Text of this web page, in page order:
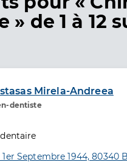
» de 1 à 12
Mirela-Andreea
dentiste de santé
1er Septembre 1944, 80340